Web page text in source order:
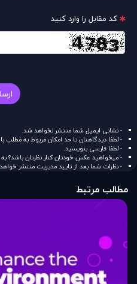
کد مقابل را وارد کنید
- نشانی ایمیل شما منتشر نخواهد شد.
- لطفا دیدگاهتان تا حد امکان مربوط به مطلب
- لطفا فارسی بنویسید.
- میخواهید عکس خودتان کنار نظرتان باشد؟ به
- نظرات شما بعد از تایید مدیریت منتشر
مطالب مرتبط